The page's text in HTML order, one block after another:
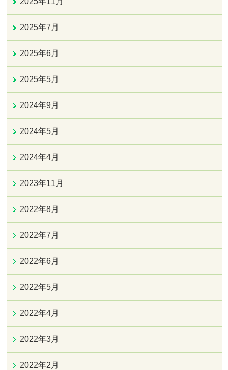
2025年7月
2025年6月
2025年5月
2024年9月
2024年5月
2024年4月
2023年11月
2022年8月
2022年7月
2022年6月
2022年5月
2022年4月
2022年3月
2022年2月